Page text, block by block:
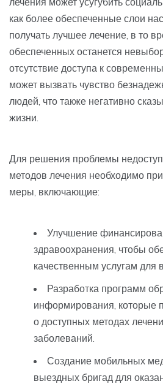
как более обеспеченные слои
получать лучшее лечение, в то
обеспеченных останется
отсутствие доступа к
может вызвать чувство
людей, что также негативно
жизни.
Для решения проблемы
методов лечения необходимо
меры, включающие:
Улучшение
здравоохранения, чтобы
качественным услугам для
Разработка программ
информирования, которые
о доступных методах
заболеваний.
Создание мобильных
выездных бригад для